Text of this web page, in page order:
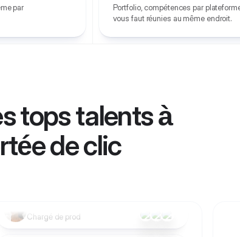
par
Portfolio, compétences par
vous faut réunies au même endroit.
tops talents à
de clic
Naomie B.
Monteuse vidéo
Worked with
Élodie C.
Agent commercial